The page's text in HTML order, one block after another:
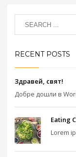
RECENT POSTS
Здравей, свят!
Добре дошли в
Eating
Lorem